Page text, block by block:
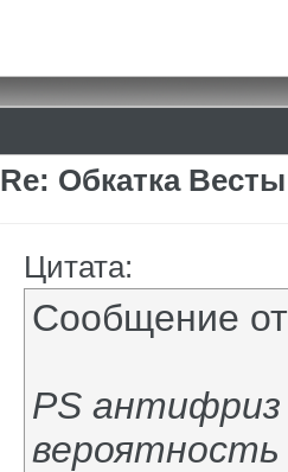
Re: Обкатка Весты
Цитата:
Сообщение
PS